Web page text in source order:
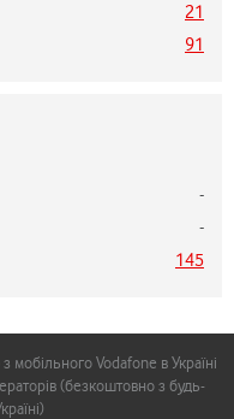
21
91
-
-
145
Vodafone в Україні
(безкоштовно з будь-